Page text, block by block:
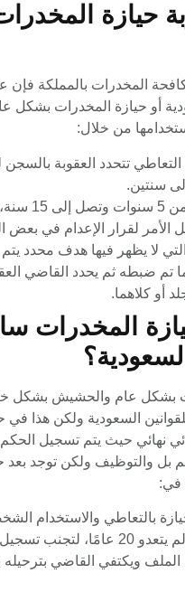
حيازة
المخدرات بالمملكة فإن
أو حيازة المخدرات بشكل
من خلال:
سنتين.
بينما الترويج من 5
الأمر لقرار الإعدام في بعض
التي لا يظهر فيها هدف محدد يتم
تم ضبطه ثم يحدد القاضي
أو كلاهما.
المخدرات
بشكل عام والحشيش بشكل
السعودية ولكن هذا في
نهائي حيث يتم تسجيل
بل والتوظيف ولكن توجد بعد
في:
بالتعاطي والاستخدام
مرة لمن هم لم يتعدو 20 عامًا، لتجنب تسجيل
ويكتفي القاضي بترحيله